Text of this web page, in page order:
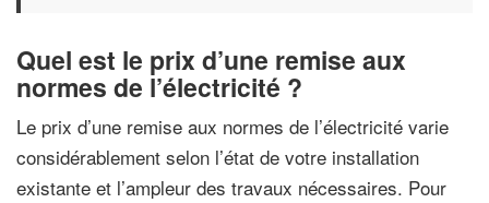
Quel est le prix d’une remise aux
normes de l’électricité ?
Le prix d’une remise aux normes de l’électricité varie
considérablement selon l’état de votre installation
existante et l’ampleur des travaux nécessaires. Pour